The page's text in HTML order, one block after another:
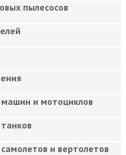
пылесосов
и мотоциклов
и вертолетов